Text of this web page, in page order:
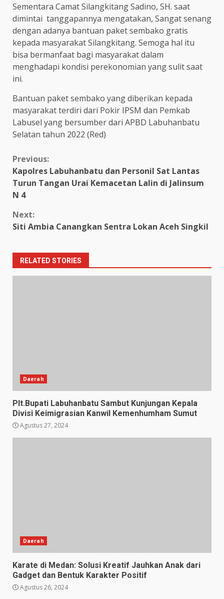
Sementara Camat Silangkitang Sadino, SH. saat
dimintai tanggapannya mengatakan, Sangat senang
dengan adanya bantuan paket sembako gratis
kepada masyarakat Silangkitang. Semoga hal itu
bisa bermanfaat bagi masyarakat dalam
menghadapi kondisi perekonomian yang sulit saat
ini.
Bantuan paket sembako yang diberikan kepada
masyarakat terdiri dari Pokir IPSM dan Pemkab
Labusel yang bersumber dari APBD Labuhanbatu
Selatan tahun 2022 (Red)
Continue
Reading
Previous:
Kapolres Labuhanbatu dan Personil Sat Lantas
Turun Tangan Urai Kemacetan Lalin di Jalinsum
N 4
Next:
Siti Ambia Canangkan Sentra Lokan Aceh Singkil
RELATED STORIES
Daerah
Plt.Bupati Labuhanbatu Sambut Kunjungan Kepala
Divisi Keimigrasian Kanwil Kemenhumham Sumut
Agustus 27, 2024
Daerah
Karate di Medan: Solusi Kreatif Jauhkan Anak dari
Gadget dan Bentuk Karakter Positif
Agustus 26, 2024